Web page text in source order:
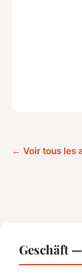
← Voir tous les
Geschäft